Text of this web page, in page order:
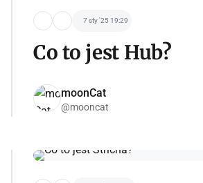
7 sty '25 19:29
Co to jest Hub?
moonCat
@mooncat